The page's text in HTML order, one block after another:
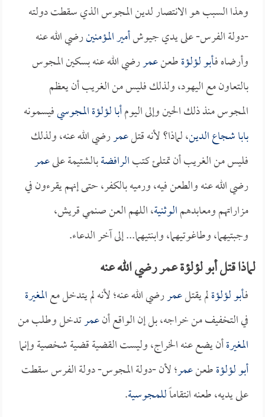
وهذا السبب هو الانتصار لدين المجوس الذي سقطت دولته
-دولة الفرس- على يدي جيوشأمير المؤمنينرضي الله عنه
وأرضاه فـأبو لؤلؤةطعنعمررضي الله عنه بسكين المجوس
بالتعاون مع اليهود، ولذلك فليس من الغريب أن يعظم
المجوس منذ ذلك الحين وإلى اليومأبا لؤلؤة المجوسيفيسمونه
بابا شجاع الدين، لماذا؟ لأنه قتلعمررضي الله عنه، ولذلك
فليس من الغريب أن تمتلئ كتبالرافضةبالشتيمة علىعمر
رضي الله عنه والطعن فيه، ورميه بالكفر، حتى إنهم يقرءون في
مزاراتهم ومعابدهمالوثنية، اللهم العن صنمي قريش،
وجبتيهما، وطاغوتيهما، وابنتيهما... إلى آخر الدعاء.
لماذا قتل أبو لؤلؤة عمر رضي الله عنه
فـأبو لؤلؤةلم يقتلعمررضي الله عنه؛ لأنه لم يتدخل معالمغيرة
في التخفيف من خراجه، بل إن الواقع أنعمرتدخل وطلب من
المغيرةأن يضع عنه الخراج، وليست القضية قضية شخصية وإنما
أبو لؤلؤةطعنعمر؛ لأن -دولة المجوس- دولة الفرس سقطت
على يديه، طعنه انتقاماًللمجوسية.